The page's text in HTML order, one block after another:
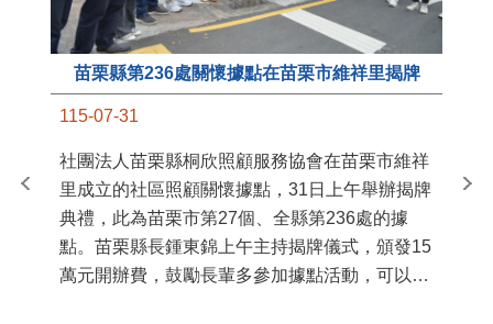
苗栗縣第236處關懷據點在苗栗市維祥里揭牌
115-07-31
社團法人苗栗縣桐欣照顧服務協會在苗栗市維祥
里成立的社區照顧關懷據點，31日上午舉辦揭牌
典禮，此為苗栗市第27個、全縣第236處的據
點。苗栗縣長鍾東錦上午主持揭牌儀式，頒發15
萬元開辦費，鼓勵長輩多參加據點活動，可以更
苗